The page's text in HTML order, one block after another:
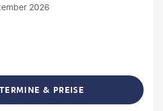
2026
TERMINE & PREISE